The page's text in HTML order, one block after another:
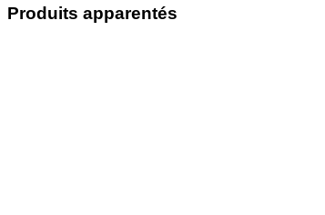
Produits apparentés